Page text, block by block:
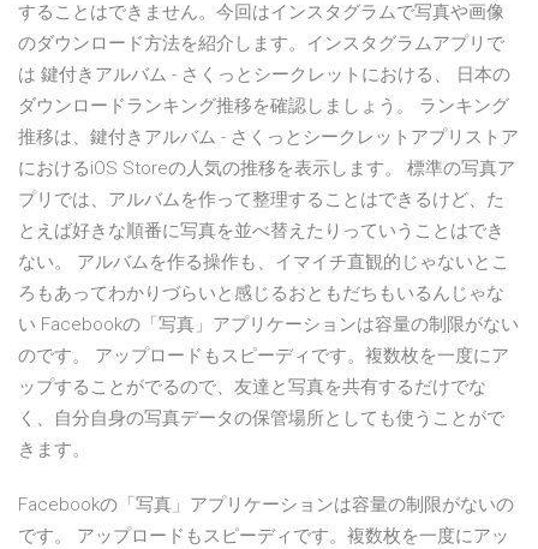
することはできません。今回はインスタグラムで写真や画像
のダウンロード方法を紹介します。インスタグラムアプリで
は 鍵付きアルバム - さくっとシークレットにおける、 日本の
ダウンロードランキング推移を確認しましょう。 ランキング
推移は、鍵付きアルバム - さくっとシークレットアプリストア
におけるiOS Storeの人気の推移を表示します。 標準の写真ア
プリでは、アルバムを作って整理することはできるけど、た
とえば好きな順番に写真を並べ替えたりっていうことはでき
ない。 アルバムを作る操作も、イマイチ直観的じゃないとこ
ろもあってわかりづらいと感じるおともだちもいるんじゃな
い Facebookの「写真」アプリケーションは容量の制限がない
のです。 アップロードもスピーディです。複数枚を一度にア
ップすることがでるので、友達と写真を共有するだけでな
く、自分自身の写真データの保管場所としても使うことがで
きます。
Facebookの「写真」アプリケーションは容量の制限がないの
です。 アップロードもスピーディです。複数枚を一度にアッ